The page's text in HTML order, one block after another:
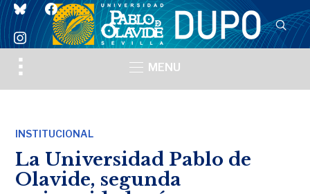
blueskyfacebook
instagram
Toggle
sidebar
MENU
INSTITUCIONAL
La Universidad Pablo de
Olavide, segunda